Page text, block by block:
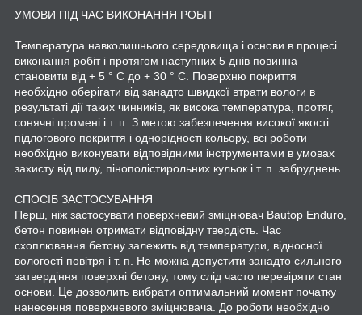
УМОВИ ПІД ЧАС ВИКОНАННЯ РОБІТ
Температура навколишнього середовища і основи в процесі
виконання робіт і протягом наступних 5 днів повинна
становити від + 5 ° C до + 30 ° C. Поверхню покриття
необхідно оберігати від занадто швидкої втрати вологи в
результаті дії таких чинників, як висока температура, протяг,
сонячні промені і т. п. З метою забезпечення високої якості
підлогового покриття і однорідності кольору, всі роботи
необхідно виконувати відповідними інструментами в умовах
захисту від пилу, пінополістирольних кульок і т. п. забруднень.
СПОСІБ ЗАСТОСУВАННЯ
Перш, ніж застосувати поверхневий зміцнювач Bautop Enduro,
бетон повинен отримати відповідну твердість. Час
схоплювання бетону залежить від температури, відносної
вологості повітря і т. п. Не можна допустити занадто сильного
затвердіння поверхні бетону, тому слід часто перевіряти стан
основи. Це дозволить вибрати оптимальний момент початку
нанесення поверхневого зміцнювача. До роботи необхідно